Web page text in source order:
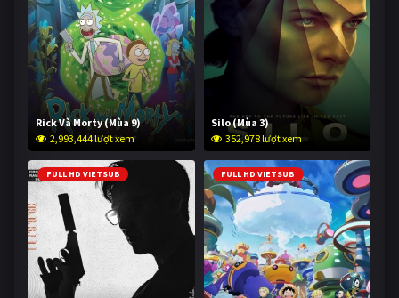
Rick Và Morty (Mùa 9)
2,993,444 lượt xem
Silo (Mùa 3)
352,978 lượt xem
FULL HD VIETSUB FULL HD VIETSUB